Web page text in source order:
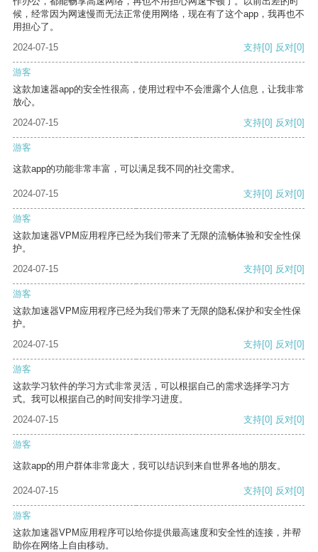
候，经常因为网速慢而无法正常使用网络，现在有了这个app，我再也不
用担心了。
2024-07-15
支持[0] 反对[0]
游客
这款加速器app的安全性很高，使用过程中不会泄露个人信息，让我非常
放心。
2024-07-15
支持[0] 反对[0]
游客
这款app的功能非常丰富，可以满足我不同的社交需求。
2024-07-15 支持[0] 反对[0]
游客
这款加速器VPM应用程序已经为我们带来了无限的流畅体验和安全性保
护。
2024-07-15
支持[0] 反对[0]
游客
这款加速器VPM应用程序已经为我们带来了无限的隐私保护和安全性保
护。
2024-07-15
支持[0] 反对[0]
游客
这款学习软件的学习方式非常灵活，可以根据自己的需求选择学习方
式。我可以根据自己的时间安排学习进度。
2024-07-15
支持[0] 反对[0]
游客
这款app的用户群体非常庞大，我可以结识到来自世界各地的朋友。
2024-07-15 支持[0] 反对[0]
游客
这款加速器VPM应用程序可以给你提供最高速度和安全性的连接，并帮
助你在网络上自由移动。